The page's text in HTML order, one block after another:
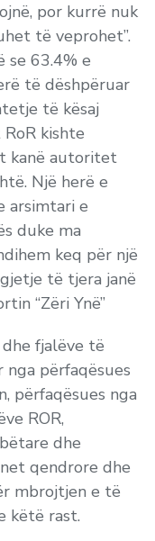
por kurrë nuk
të veprohet”.
63.4% e
të dëshpëruar
të kësaj
kishte
kanë autoritet
Një herë e
arsimtari e
duke ma
keq për një
të tjera janë
“Zëri Ynë”
fjalëve të
përfaqësues
përfaqësues nga
ROR,
dhe
qendrore dhe
mbrojtjen e të
këtë rast.